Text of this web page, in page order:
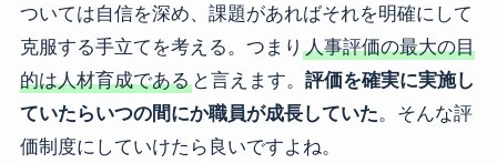
ついては自信を深め、課題があればそれを明確にして
克服する手立てを考える。つまり 人事評価の最大の目
的は人材育成であると言えます。 評価を確実に実施し
ていたらいつの間にか職員が成長していた。そんな評
価制度にしていけたら良いですよね。